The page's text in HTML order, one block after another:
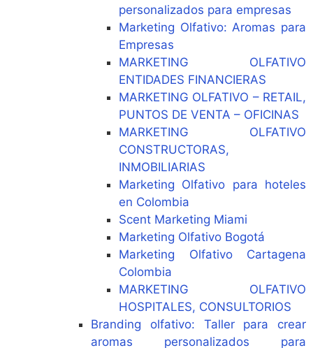
personalizados para empresas
Marketing Olfativo: Aromas para
Empresas
MARKETING OLFATIVO
ENTIDADES FINANCIERAS
MARKETING OLFATIVO – RETAIL,
PUNTOS DE VENTA – OFICINAS
MARKETING OLFATIVO
CONSTRUCTORAS,
INMOBILIARIAS
Marketing Olfativo para hoteles
en Colombia
Scent Marketing Miami
Marketing Olfativo Bogotá
Marketing Olfativo Cartagena
Colombia
MARKETING OLFATIVO
HOSPITALES, CONSULTORIOS
Branding olfativo: Taller para crear
aromas personalizados para